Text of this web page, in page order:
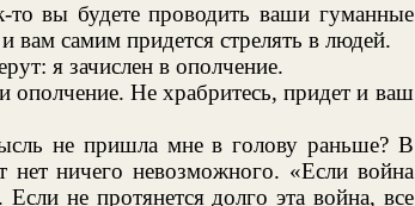
вы будете проводить ваши гуманные
вам самим придется стрелять в людей.
я зачислен в ополчение.
ополчение. Не храбритесь, придет и ваш
не пришла мне в голову раньше? В
ничего невозможного. «Если война
Если не протянется долго эта война, все